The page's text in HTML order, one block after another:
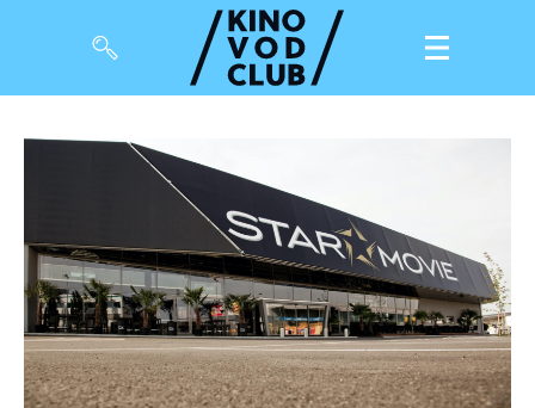
Filme
Magazin
Kuratierungen
Events
So geht’s